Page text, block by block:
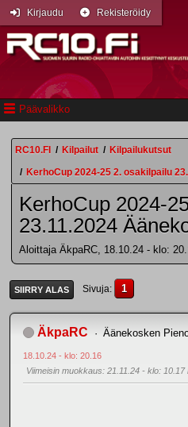
Päävalikko
Kirjaudu Rekisteröidy
RC10.FI / Kilpailut / Kilpailukutsut
/ KerhoCup 2024-25 2. osakilpailu
KerhoCup 2024-
23.11.2024
Aloittaja ÄkpaRC, 18.10.24 - klo:
SIIRRY ALAS Sivuja 1
ÄkpaRC Äänekosken
18.10.24 - klo: 20.16
Viimeisin muokkaus: 21.11.24 - klo: